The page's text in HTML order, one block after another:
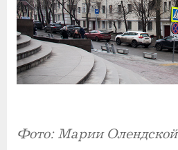
Фото: Марии Олендской